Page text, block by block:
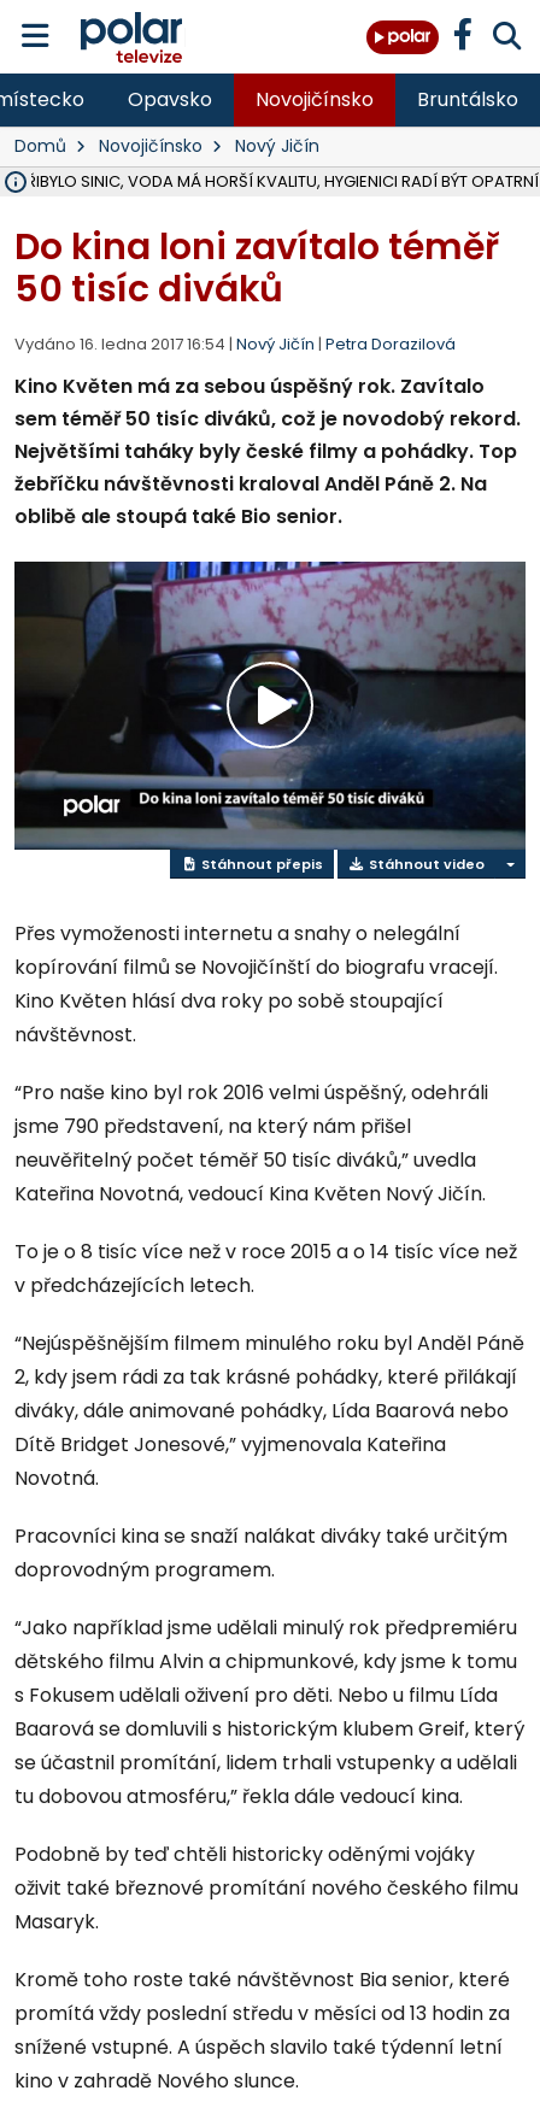
Opavsko Novojičínsko Bruntálsko
Domů Novojičínsko Nový Jičín
PŘIBYLO SINIC, VODA MÁ HORŠÍ KVALITU, HYGIENICI RADÍ BÝT OPATRNÍ
Do kina loni zavítalo téměř
50 tisíc diváků
Vydáno 16. ledna 2017 16:54 | Nový Jičín | Petra Dorazilová
Kino Květen má za sebou úspěšný rok. Zavítalo
sem téměř 50 tisíc diváků, což je novodobý rekord.
Největšími taháky byly české filmy a pohádky. Top
žebříčku návštěvnosti kraloval Anděl Páně 2. Na
oblibě ale stoupá také Bio senior.
Přehrát
video
Stáhnout přepis Stáhnout video
Přes vymoženosti internetu a snahy o nelegální
kopírování filmů se Novojičínští do biografu vracejí.
Kino Květen hlásí dva roky po sobě stoupající
návštěvnost.
“Pro naše kino byl rok 2016 velmi úspěšný, odehráli
jsme 790 představení, na který nám přišel
neuvěřitelný počet téměř 50 tisíc diváků,” uvedla
Kateřina Novotná, vedoucí Kina Květen Nový Jičín.
To je o 8 tisíc více než v roce 2015 a o 14 tisíc více než
v předcházejících letech.
“Nejúspěšnějším filmem minulého roku byl Anděl Páně
2, kdy jsem rádi za tak krásné pohádky, které přilákají
diváky, dále animované pohádky, Lída Baarová nebo
Dítě Bridget Jonesové,” vyjmenovala Kateřina
Novotná.
Pracovníci kina se snaží nalákat diváky také určitým
doprovodným programem.
“Jako například jsme udělali minulý rok předpremiéru
dětského filmu Alvin a chipmunkové, kdy jsme k tomu
s Fokusem udělali oživení pro děti. Nebo u filmu Lída
Baarová se domluvili s historickým klubem Greif, který
se účastnil promítání, lidem trhali vstupenky a udělali
tu dobovou atmosféru,” řekla dále vedoucí kina.
Podobně by teď chtěli historicky oděnými vojáky
oživit také březnové promítání nového českého filmu
Masaryk.
Kromě toho roste také návštěvnost Bia senior, které
promítá vždy poslední středu v měsíci od 13 hodin za
snížené vstupné. A úspěch slavilo také týdenní letní
kino v zahradě Nového slunce.